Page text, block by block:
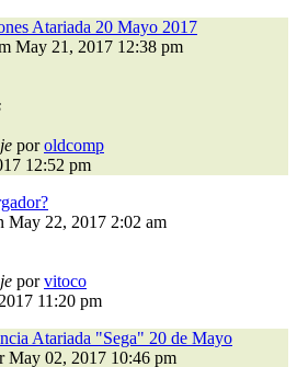
Atariada 20 Mayo 2017
May 21, 2017 12:38 pm
poroldcomp
12:52 pm
May 22, 2017 2:02 am
porvitoco
11:20 pm
Atariada "Sega" 20 de Mayo
May 02, 2017 10:46 pm